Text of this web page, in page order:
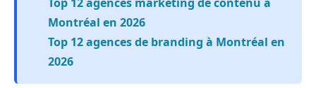
Montréal en 2026
Top 12 agences de branding à Montréal en
2026